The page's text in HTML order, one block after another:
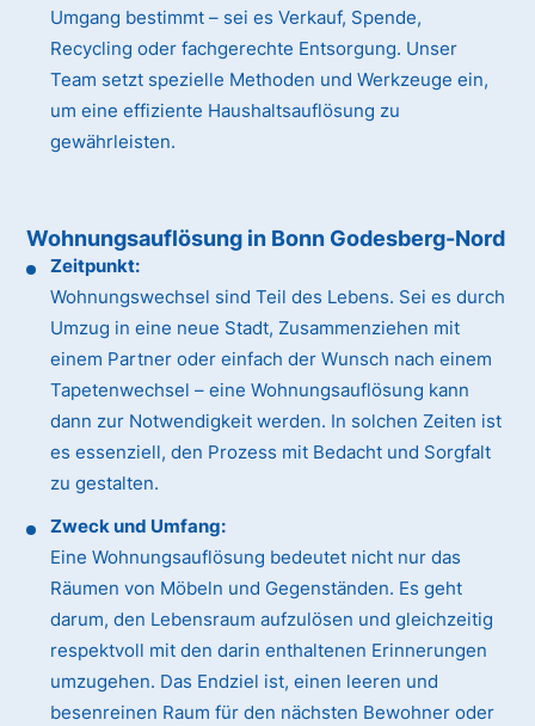
Umgang bestimmt – sei es Verkauf, Spende,
Recycling oder fachgerechte Entsorgung. Unser
Team setzt spezielle Methoden und Werkzeuge ein,
um eine effiziente Haushaltsauflösung zu
gewährleisten.
Wohnungsauflösung in Bonn Godesberg-Nord
Zeitpunkt:
Wohnungswechsel sind Teil des Lebens. Sei es durch
Umzug in eine neue Stadt, Zusammenziehen mit
einem Partner oder einfach der Wunsch nach einem
Tapetenwechsel – eine Wohnungsauflösung kann
dann zur Notwendigkeit werden. In solchen Zeiten ist
es essenziell, den Prozess mit Bedacht und Sorgfalt
zu gestalten.
Zweck und Umfang:
Eine Wohnungsauflösung bedeutet nicht nur das
Räumen von Möbeln und Gegenständen. Es geht
darum, den Lebensraum aufzulösen und gleichzeitig
respektvoll mit den darin enthaltenen Erinnerungen
umzugehen. Das Endziel ist, einen leeren und
besenreinen Raum für den nächsten Bewohner oder